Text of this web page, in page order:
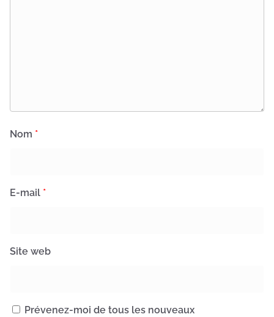
Nom *
E-mail *
Site web
Prévenez-moi de tous les nouveaux